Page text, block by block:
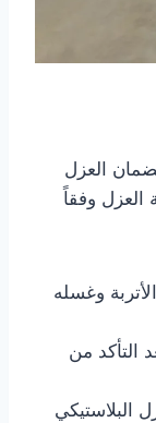
العزل
العزل وفقاً
وغسله
التأكد من
البلاستيكي